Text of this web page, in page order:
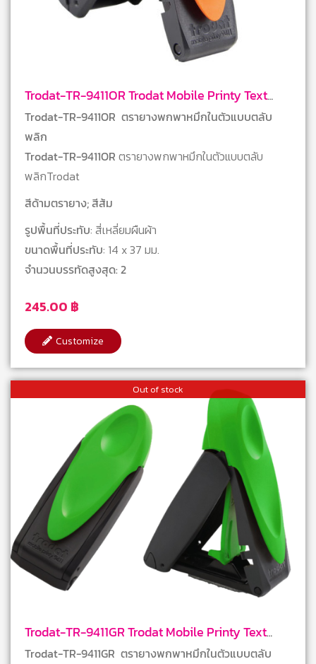
Trodat-TR-9411OR Trodat Mobile Printy Text
Stamps
245.00 ฿
Trodat-TR-9411OR ตรายางพกพาหมึกในตัวแบบตลับ
พลิก
Trodat-TR-9411OR ตรายางพกพาหมึกในตัวแบบตลับ
พลิกTrodat
สีด้ามตรายาง; สีส้ม
รูปพื้นที่ประทับ: สี่เหลี่ยมผืนผ้า
ขนาดพื้นที่ประทับ: 14 x 37 มม.
จำนวนบรรทัดสูงสุด: 2
Customize
Out of stock
Trodat-TR-9411GR Trodat Mobile Printy Text
Stamps
Trodat-TR-9411GR ตรายางพกพาหมึกในตัวแบบตลับ